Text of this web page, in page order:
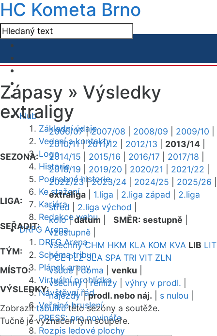
HC Kometa Brno
Klub
Základní údaje
Vedení a kontakty
Logo
Historie
Podrobná historie
Ke stažení
Kariéra
Redakce webu
DRFG Arena
DRFG Arena
Schéma tribun
Plánek areny
Virtuální prohlídka
Návštěvní řád
Veřejné bruslení
PRESS: pro novináře
Rozpis ledové plochy
Zápasy » Výsledky
extraligy
SEZONA:
2006/07|2007/08 2008/09 2009/10
2010/11|2011/12 2012/13 2013/14
2014/15
2015/16 2016/17 2017/18
2018/19
2019/20 2020/21 2021/22
2022/23|2023/24 2024/25 2025/26
LIGA:
extraliga 1.liga 2.liga západ
2.liga
střed
2.liga východ
SEŘADIT:
kolo|datum SMĚR: sestupně
vzestupně
TÝM:
všechny CHM HKM KLA KOM KVA LIB LIT
PCE PLZ SLA SPA TRI VIT ZLN
MÍSTO:
všude|doma venku
VÝSLEDKY:
všechny|remízy výhry v prodl.
nájezdy|prodl. nebo náj. s nulou
Zobrazittabulkutéto sezóny a soutěže.
Tučně je vyznačen tým soupeře.